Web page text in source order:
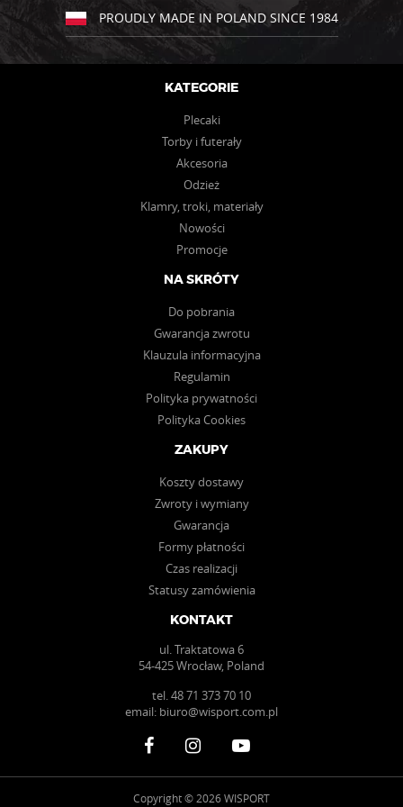
PROUDLY MADE IN POLAND SINCE 1984
KATEGORIE
Plecaki
Torby i futerały
Akcesoria
Odzież
Klamry, troki, materiały
Nowości
Promocje
NA SKRÓTY
Do pobrania
Gwarancja zwrotu
Klauzula informacyjna
Regulamin
Polityka prywatności
Polityka Cookies
ZAKUPY
Koszty dostawy
Zwroty i wymiany
Gwarancja
Formy płatności
Czas realizacji
Statusy zamówienia
KONTAKT
ul. Traktatowa 6
54-425 Wrocław, Poland
tel.48 71 373 70 10
email: biuro@wisport.com.pl
Copyright © 2026 WISPORT